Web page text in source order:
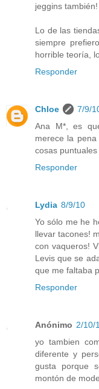
jeggins también!
Lo de las
siempre
horrible teoría,
Responder
Chloe
7/9/
Ana M*, es
merece la
cosas
Responder
Lydia 8/9/10
Yo sólo me he
llevar tacones!
con vaqueros!
Levis que se
que me faltaba
Responder
Anónimo 2/10/
yo tambien
diferente y
gusta porque
montón de